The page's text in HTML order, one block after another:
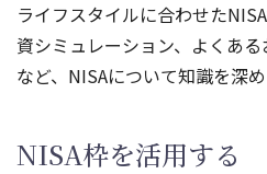
ライフスタイルに合わせた
資シミュレーション、よくあ
など、NISAについて知識を深
NISA枠を活用する